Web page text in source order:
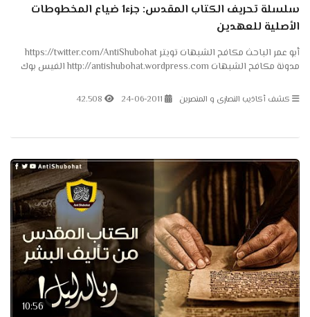
سلسلة تحريف الكتاب المقدس: جزء1 ضياع المخطوطات
الأصلية للعهدين
أبو عمر الباحث مكافح الشبهات تويتر https://twitter.com/AntiShubohat
مدونة مكافح الشبهات http://antishubohat.wordpress.com الفيس بوك
كشف أكاذيب النصارى و المنصرين 24-06-2011
42.508
10:56